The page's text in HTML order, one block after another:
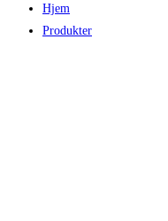
Hjem
Produkter